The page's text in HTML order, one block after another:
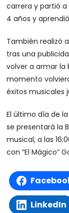
carrera y partió a
4 años y
También realizó
tras una
volver a armar la
momento
éxitos musicales
El último día de
se presentará la
musical, a las
con “El Mágico”
LinkedIn